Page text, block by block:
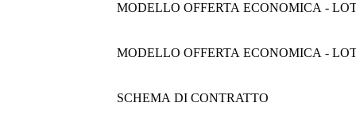
MODELLO OFFERTA ECONOMICA -
MODELLO OFFERTA ECONOMICA -
SCHEMA DI CONTRATTO